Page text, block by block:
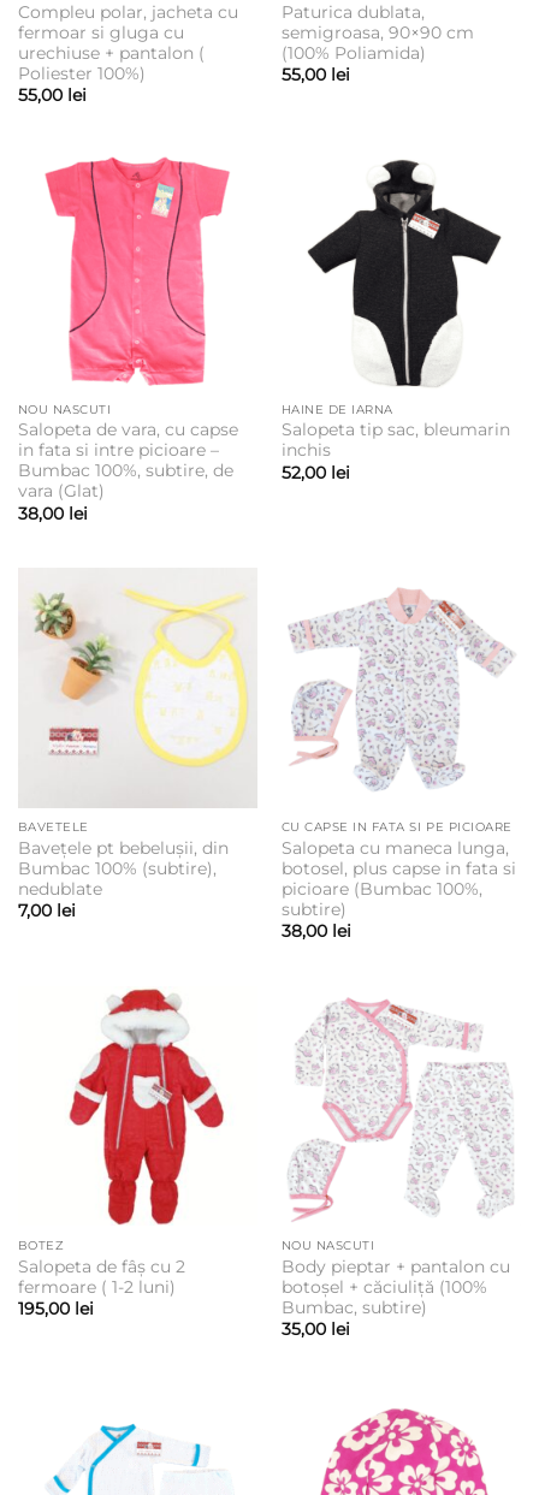
Compleu polar, jacheta cu
fermoar si gluga cu
urechiuse + pantalon (
Poliester 100%)
55,00 lei
Paturica dublata,
semigroasa, 90×90 cm
(100% Poliamida)
55,00 lei
NOU NASCUTI
Salopeta de vara, cu capse
in fata si intre picioare –
Bumbac 100%, subtire, de
vara (Glat)
38,00 lei
HAINE DE IARNA
Salopeta tip sac, bleumarin
inchis
52,00 lei
BAVETELE
Bavețele pt bebelușii, din
Bumbac 100% (subtire),
nedublate
7,00 lei
CU CAPSE IN FATA SI PE PICIOARE
Salopeta cu maneca lunga,
botosel, plus capse in fata si
picioare (Bumbac 100%,
subtire)
38,00 lei
BOTEZ
Salopeta de fâș cu 2
fermoare ( 1-2 luni)
195,00 lei
NOU NASCUTI
Body pieptar + pantalon cu
botoșel + căciuliță (100%
Bumbac, subtire)
35,00 lei